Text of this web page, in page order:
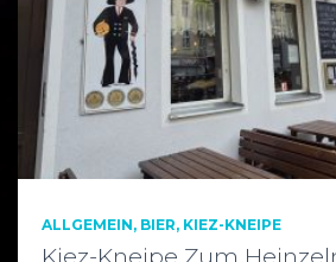
ALLGEMEIN BIER KIEZ-KNEIPE